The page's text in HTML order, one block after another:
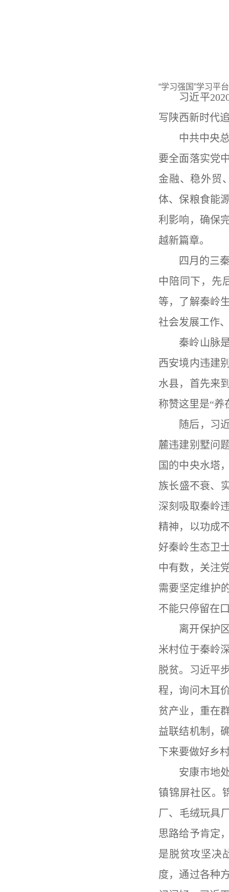
“学习强国”学习平台
习近平
写陕西新时代
中共中央
要全面落实党
金融、稳外贸
体、保粮食能
利影响，确保
越新篇章。
四月的三
中陪同下，先
等，了解秦岭
社会发展工作
秦岭山脉
西安境内违建
水县，首先来
称赞这里是“养
随后，习
麓违建别墅问
国的中央水塔
族长盛不衰、
深刻吸取秦岭
精神，以功成
好秦岭生态卫
中有数，关注
需要坚定维护
不能只停留在
离开保护
米村位于秦岭
脱贫。习近平
程，询问木耳
贫产业，重在
益联结机制，
下来要做好乡
安康市地
镇锦屏社区。
厂、毛绒玩具
思路给予肯定
是脱贫攻坚决
度，通过各种